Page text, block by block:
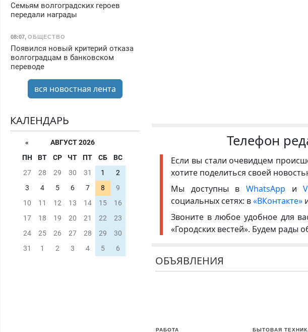
Телефон
Если вы стали очевидцем
хотите поделиться своей
Мы доступны в WhatsApp и
социальных сетях: в«ВКонтакте»
Звоните в любое удобное для
«Городских вестей». Будем рады
ОБЪЯВЛЕНИЯ
РАБОТА БЫТОВАЯ
Семьям волгоградских героев
передали награды
08:07, ОБЩЕСТВО
Появился новый критерий отказа
волгоградцам в банковском
переводе
вся новостная лента
КАЛЕНДАРЬ
«
АВГУСТ 2026
ПН
ВТ СР ЧТ ПТ СБ
ВС
27
28 29 30 31 1
2
3
4 5 6 7 8
9
10
11 12 13 14 15
16
17
18 19 20 21 22
23
24
25 26 27 28 29
30
31
1 2 3 4 5 6